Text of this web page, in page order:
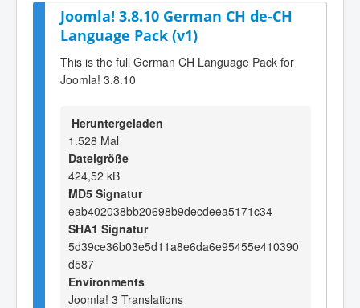
Joomla! 3.8.10 German CH de-CH
Language Pack (v1)
This is the full German CH Language Pack for
Joomla! 3.8.10
Heruntergeladen
1.528 Mal
Dateigröße
424,52 kB
MD5 Signatur
eab402038bb20698b9decdeea5171c34
SHA1 Signatur
5d39ce36b03e5d11a8e6da6e95455e410390
d587
Environments
Joomla! 3 Translations